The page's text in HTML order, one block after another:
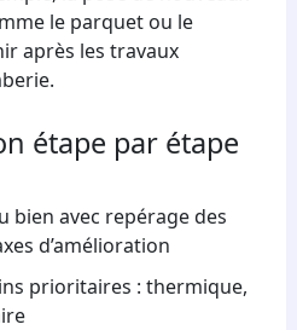
le parquet ou le
après les travaux
étape par étape
bien avec repérage des
d’amélioration
prioritaires : thermique,